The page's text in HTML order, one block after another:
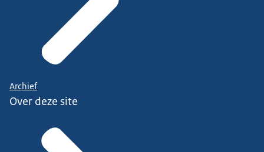
Archief
Over deze site